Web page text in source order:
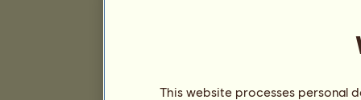
This website processes personal